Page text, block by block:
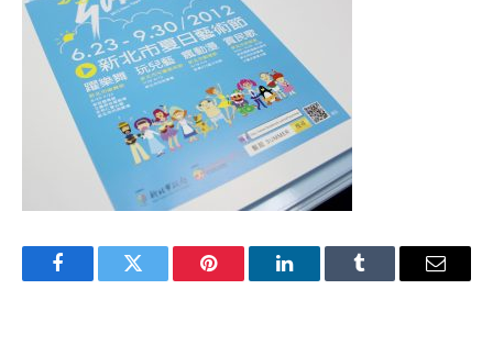
FacebookTwitter Pinterest LinkedInTumblr Email